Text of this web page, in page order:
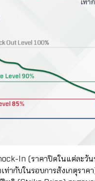
In (ราคาปิดในแต่ละวัน
ท่ากับในรอบการสังเกตุรา